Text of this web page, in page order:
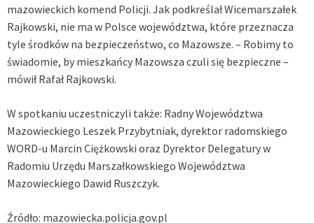
mazowieckich komend Policji. Jak podkreślał Wicemarszałek
Rajkowski, nie ma w Polsce województwa, które przeznacza
tyle środków na bezpieczeństwo, co Mazowsze. – Robimy to
świadomie, by mieszkańcy Mazowsza czuli się bezpieczne –
mówił Rafał Rajkowski.
W spotkaniu uczestniczyli także: Radny Województwa
Mazowieckiego Leszek Przybytniak, dyrektor radomskiego
WORD-u Marcin Ciężkowski oraz Dyrektor Delegatury w
Radomiu Urzędu Marszałkowskiego Województwa
Mazowieckiego Dawid Ruszczyk.
Źródło: mazowiecka.policja.gov.pl